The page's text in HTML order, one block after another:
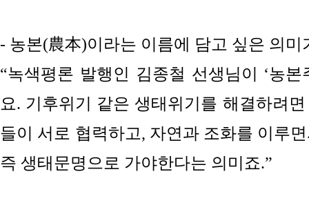
- 농본(農本)이라는 이름에 담고 싶은 의미
“녹색평론 발행인 김종철 선생님이 ‘농본
요. 기후위기 같은 생태위기를 해결하려
들이 서로 협력하고, 자연과 조화를 이루
즉 생태문명으로 가야한다는 의미죠.”